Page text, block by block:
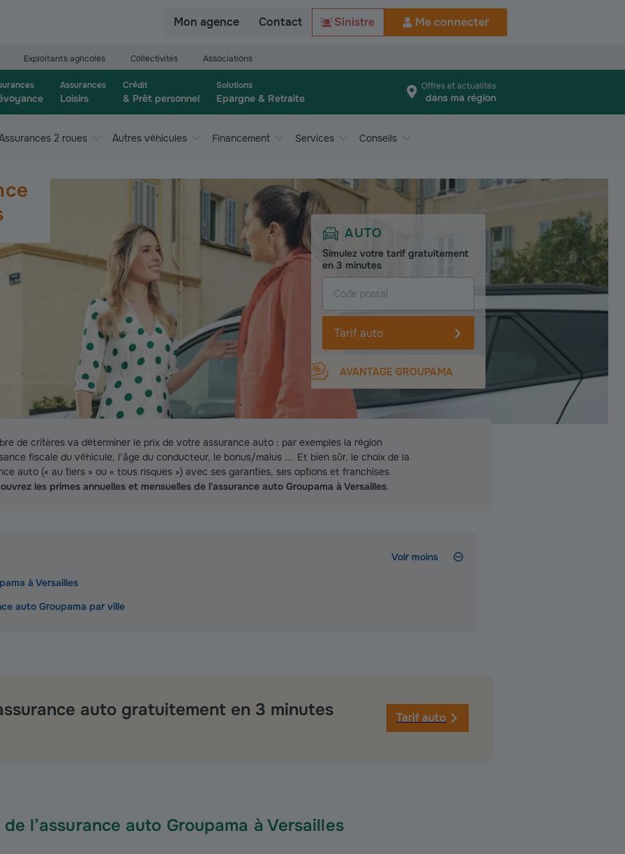
Mon agence Contact Sinistre Me connecter
Exploitants agricoles Collectivités Associations
Assurances
Loisirs
Crédit
& Prêt personnel
Solutions
Epargne & Retraite
Offres et actualités
dans ma région
2 roues Autres véhicules Financement Services Conseils
AUTO
Simulez votre tarif gratuitement
en 3 minutes
Tarif auto
AVANTAGE GROUPAMA
de critères va déterminer le prix de votre assurance auto : par exemples la région
fiscale du véhicule, l’âge du conducteur, le bonus/malus …. Et bien sûr, le choix de la
auto (« au tiers » ou « tous risques ») avec ses garanties, ses options et franchises
les primes annuelles et mensuelles de l'assurance auto Groupama à Versailles.
Voir moins
à Versailles
auto Groupama par ville
auto gratuitement en 3 minutes Tarif auto
de l’assurance auto Groupama à Versailles